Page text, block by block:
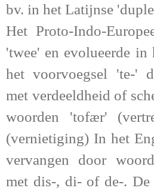
bv. in het Latijnse
Het Proto-Indo-
'twee' en evolueerde in
het voorvoegsel 'te-'
met verdeeldheid of
woorden 'tofær'
(vernietiging) In het
vervangen door
met dis-, di- of de-.